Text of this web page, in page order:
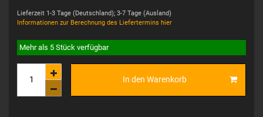
Lieferzeit 1-3 Tage (Deutschland); 3-7 Tage (Ausland)
Informationen zur Berechnung des Liefertermins hier
Mehr als 5 Stück verfügbar
In den Warenkorb